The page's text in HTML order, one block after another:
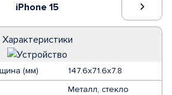
iPhone 15
Характеристики
(мм)
147.6x71.6x7.8
Металл, стекло